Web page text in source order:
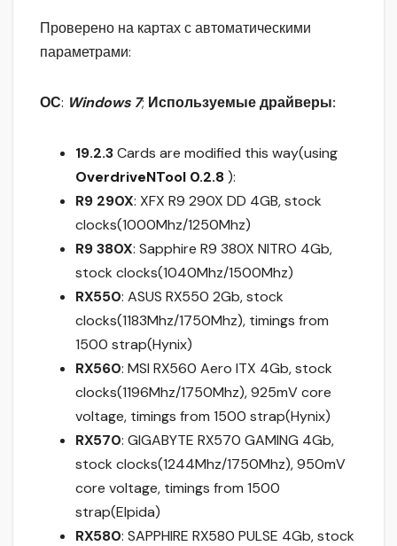
Проверено на картах с автоматическими
параметрами:
ОС: Windows 7; Используемые драйверы:
19.2.3Cards are modified this way(using
OverdriveNTool 0.2.8):
R9 290X: XFX R9 290X DD 4GB, stock
clocks(1000Mhz/1250Mhz)
R9 380X: Sapphire R9 380X NITRO 4Gb,
stock clocks(1040Mhz/1500Mhz)
RX550: ASUS RX550 2Gb, stock
clocks(1183Mhz/1750Mhz), timings from
1500 strap(Hynix)
RX560: MSI RX560 Aero ITX 4Gb, stock
clocks(1196Mhz/1750Mhz), 925mV core
voltage, timings from 1500 strap(Hynix)
RX570: GIGABYTE RX570 GAMING 4Gb,
stock clocks(1244Mhz/1750Mhz), 950mV
core voltage, timings from 1500
strap(Elpida)
RX580: SAPPHIRE RX580 PULSE 4Gb, stock